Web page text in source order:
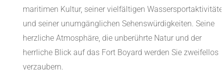
maritimen Kultur, seiner vielfältigen
und seiner unumgänglichen Sehenswürdigkeiten. Seine
herzliche Atmosphäre, die unberührte Natur und der
herrliche Blick auf das Fort Boyard werden Sie zweifellos
verzaubern.